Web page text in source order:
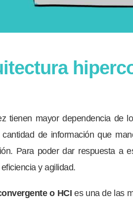
tienen mayor dependencia de
cantidad de información que
Para poder dar respuesta a
y agilidad.
o HCIes una de las